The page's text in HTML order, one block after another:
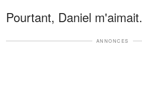
Pourtant, Daniel m'aimait.
ANNONCES